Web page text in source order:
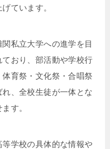
ています。
私立大学への進学を目
おり、部活動や学校行
育祭・文化祭・合唱祭
、全校生徒が一体とな
す。
学校の具体的な情報や